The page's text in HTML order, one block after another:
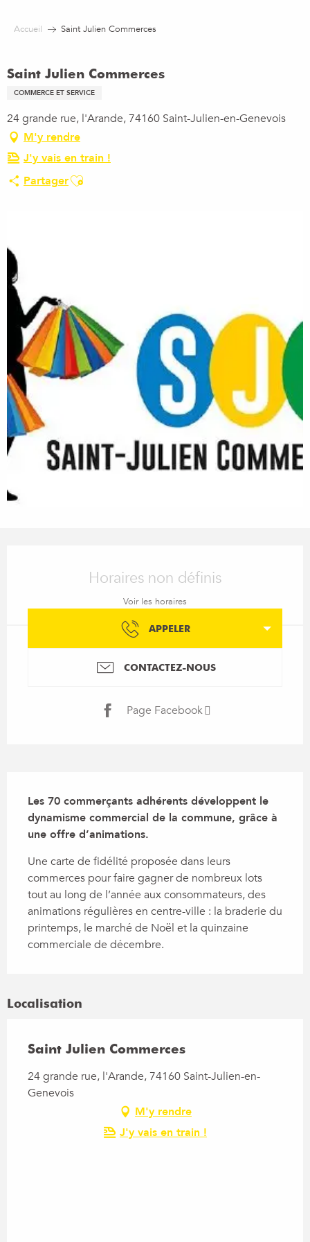
Accueil Saint Julien Commerces
Saint Julien Commerces
COMMERCE ET SERVICE
24 grande rue, l'Arande, 74160 Saint-Julien-en-Genevois
M'y rendre
J'y vais en train !
PartagerAjouter aux favoris
Horaires non définis
Voir les horaires
APPELER
CONTACTEZ-NOUS
Page Facebook
Les 70 commerçants adhérents développent le
dynamisme commercial de la commune, grâce à
une offre d’animations.
Une carte de fidélité proposée dans leurs
commerces pour faire gagner de nombreux lots
tout au long de l’année aux consommateurs, des
animations régulières en centre-ville : la braderie du
printemps, le marché de Noël et la quinzaine
commerciale de décembre.
Localisation
Saint Julien Commerces
24 grande rue, l'Arande, 74160 Saint-Julien-en-
Genevois
M'y rendre
J'y vais en train !